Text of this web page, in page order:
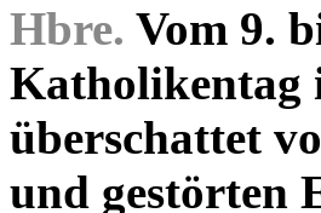
Hbre. Vom 9.
Katholikentag
überschattet
und gestörten